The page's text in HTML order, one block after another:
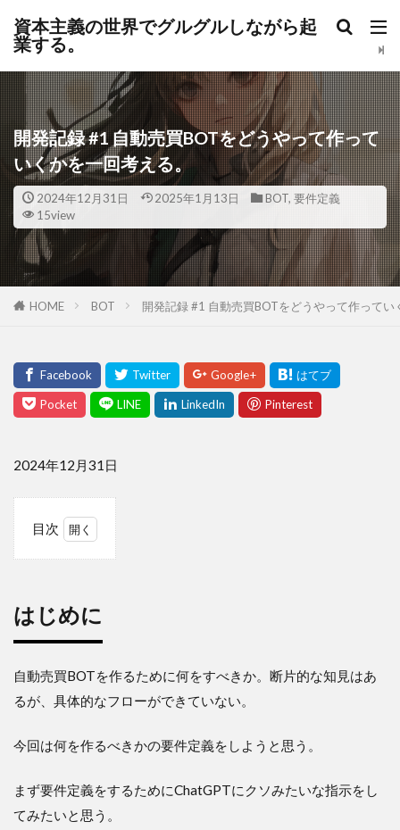
資本主義の世界でグルグルしながら起
業する。
開発記録 #1 自動売買BOTをどうやって作って
いくかを一回考える。
2024年12月31日 2025年1月13日 BOT, 要件定義
15view
HOME BOT 開発記録 #1 自動売買BOTをどうやって作ってい
2024年12月31日
目次
め
に
Chatgpt
からの
回答
1.
ル・
の定
はじめに
自動売買BOTを作るために何をすべきか。断片的な知見はあ
るが、具体的なフローができていない。
今回は何を作るべきかの要件定義をしようと思う。
まず要件定義をするためにChatGPTにクソみたいな指示をし
てみたいと思う。